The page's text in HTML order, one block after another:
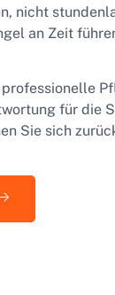
nicht
an Zeit
für die
Sie sich